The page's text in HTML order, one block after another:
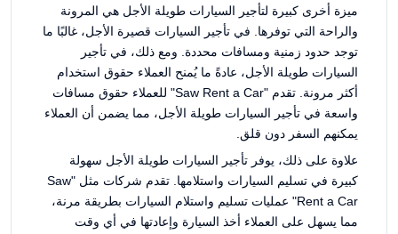
ميزة أخرى كبيرة لتأجير السيارات طويلة الأجل هي المرونة
والراحة التي توفرها. في تأجير السيارات قصيرة الأجل، غالبًا ما
توجد حدود زمنية ومسافات محددة. ومع ذلك، في تأجير
السيارات طويلة الأجل، عادةً ما يُمنح العملاء حقوق استخدام
أكثر مرونة. تقدم "Saw Rent a Car" للعملاء حقوق مسافات
واسعة في تأجير السيارات طويلة الأجل، مما يضمن أن العملاء
يمكنهم السفر دون قلق.
علاوة على ذلك، يوفر تأجير السيارات طويلة الأجل سهولة
كبيرة في تسليم السيارات واستلامها. تقدم شركات مثل "Saw
Rent a Car" عمليات تسليم واستلام السيارات بطريقة مرنة،
مما يسهل على العملاء أخذ السيارة وإعادتها في أي وقت